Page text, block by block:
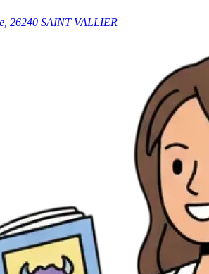
26240 SAINT VALLIER